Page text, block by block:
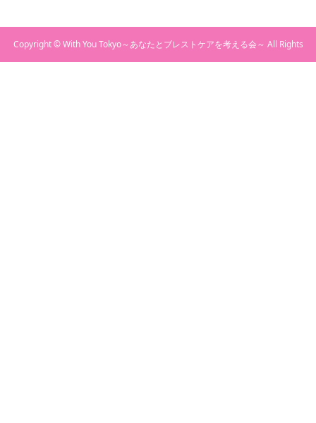
Copyright © With You Tokyo～あなたとブレストケアを考える会～ All Rights